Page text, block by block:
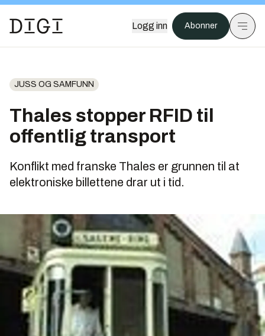
Logg inn Abonner
JUSS OG SAMFUNN
Thales stopper RFID til
offentlig transport
Konflikt med franske Thales er grunnen til at
elektroniske billettene drar ut i tid.